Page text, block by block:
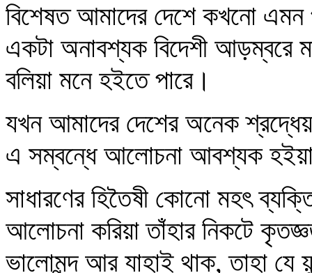
বিশেষত আমাদের দেশে কখনো এমন
একটা অনাবশ্যক বিদেশী আড়ম্বরে
বলিয়া মনে হইতে পারে।
যখন আমাদের দেশের অনেক
এ সম্বন্ধে আলোচনা আবশ্যক
সাধারণের হিতৈষী কোনো মহৎ
আলোচনা করিয়া তাঁহার নিকটে
ভালোমন্দ আর যাহাই থাক্‌, তাহা যে